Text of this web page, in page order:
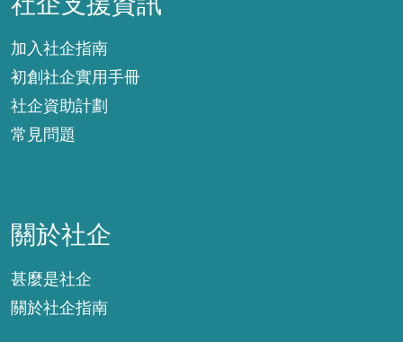
加入社企指南
初創社企實用手冊
社企資助計劃
常見問題
關於社企
甚麼是社企
關於社企指南